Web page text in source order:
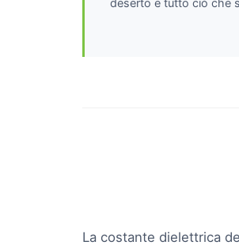
La costante dielettrica